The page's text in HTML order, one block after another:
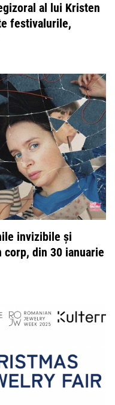
al lui Kristen
festivalurile,
invizibile și
din 30 ianuarie